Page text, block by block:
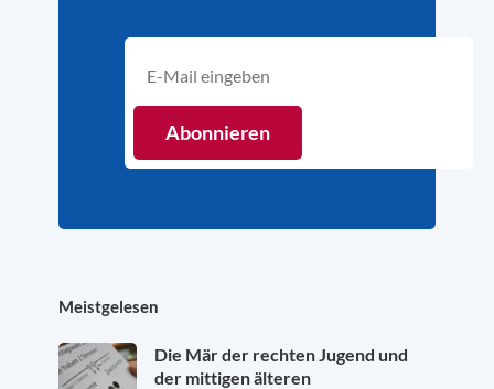
Meistgelesen
Die Mär der rechten Jugend und
der mittigen älteren